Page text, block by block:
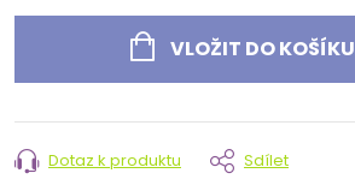
VLOŽIT DO KOŠÍKU
Dotaz k produktu Sdílet